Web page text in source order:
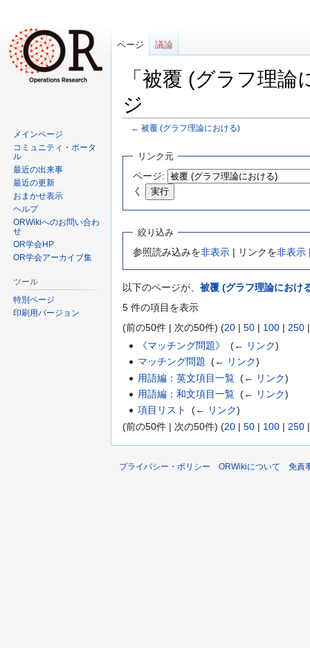
「被覆 (グラフ理
ジ
← 被覆 (グラフ理論における)
シ
移
動
動
リンク元
ページ:
く
絞り込み
参照読み込みを非表示 | リンクを非表示
以下のページが、 被覆 (グラフ理論におけ
5 件の項目を表示
(前の50件 | 次の50件) (20 | 50 | 100 | 250
《マッチング問題》
‎(← リンク)
マッチング問題 ‎(← リンク)
用語編：英文項目一覧 ‎(← リンク)
用語編：和文項目一覧 ‎(← リンク)
項目リスト
‎(← リンク)
(前の50件 | 次の50件) (20 | 50 | 100 | 250
ページ 議論
メインページ
コミュニティ・ポータ
ル
最近の出来事
最近の更新
おまかせ表示
ヘルプ
ORWikiへのお問い合わ
せ
OR学会HP
OR学会アーカイブ集
ツール
特別ページ
印刷用バージョン
プライバシー・ポリシー ORWikiについて 免責